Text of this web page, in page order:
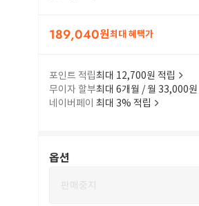
189,040원최대 혜택가
포인트 적립최대 12,700원 적립
무이자 할부최대 6개월 / 월 33,000원
네이버페이 최대 3% 적립
옵션
판매중지